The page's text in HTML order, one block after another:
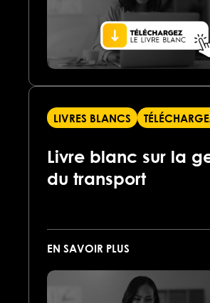
LIVRES BLANCS
Livre blanc sur la
du transport
EN SAVOIR PLUS